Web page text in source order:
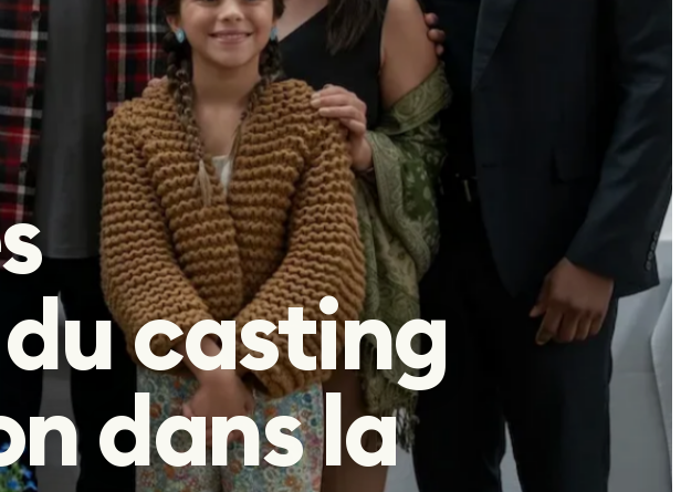
casting
dans la